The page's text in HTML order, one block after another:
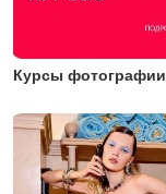
Курсы фотографии